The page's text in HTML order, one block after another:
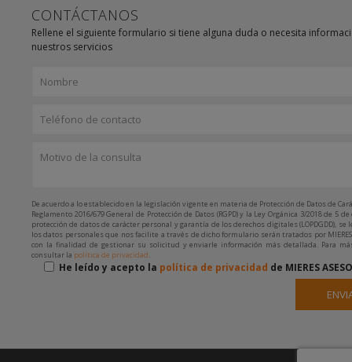
CONTÁCTANOS
Rellene el siguiente formulario si tiene alguna duda o necesita
nuestros servicios
De acuerdo a lo establecido en la legislación vigente en materia de Protección de Datos de
Reglamento 2016/679 General de Protección de Datos (RGPD) y la Ley Orgánica 3/2018 de 5
protección de datos de carácter personal y garantía de los derechos digitales (LOPDGDD), se
los datos personales que nos facilite a través de dicho formulario serán tratados por MIERES
con la finalidad de gestionar su solicitud y enviarle información más detallada. Para
consultar la política de privacidad.
He leído y acepto la política de privacidad de MIERES